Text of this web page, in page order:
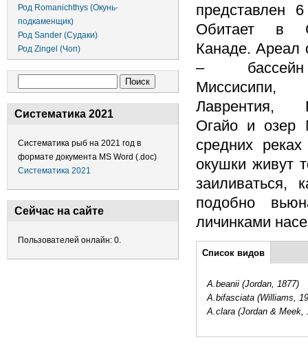
Род Romanichthys (Окунь-
подкаменщик)
Род Sander (Судаки)
Род Zingel (Чоп)
Систематика 2021
Систематика рыб на 2021 год в
формате документа MS Word (.doc)
Систематика 2021
Сейчас на сайте
Пользователей онлайн: 0.
представлен
Обитает
Канаде. Ареал
–
Лаврентия,
Огайо и озер
средних
окушки живут
заиливаться,
подобно
личинками
Дополнительно
Список видов(активная
вкладка)
A.beanii (Jordan, 1877)
A.bifasciata (Williams,
A.clara (Jordan & Meek,